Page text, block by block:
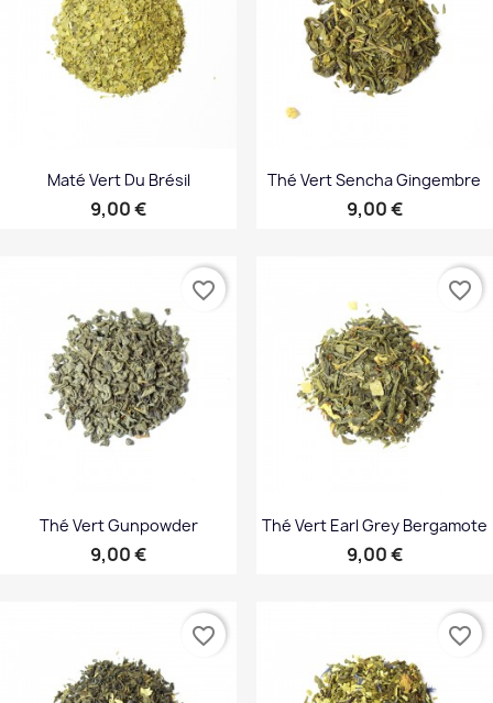
Maté Vert Du Brésil
Prix
9,00 €
Thé Vert Sencha Gingembre
Prix
9,00 €
Thé Vert Gunpowder
Prix
9,00 €
favorite_border
Thé Vert Earl Grey Bergamote
Prix
9,00 €
favorite_border
favorite_border favorite_border